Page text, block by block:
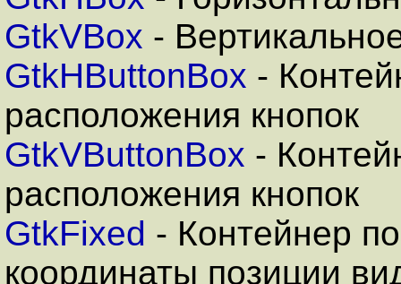
GtkVBox -
GtkHButtonBox -
расположения кнопок
GtkVButtonBox -
расположения кнопок
GtkFixed - Контейнер
координаты позиции